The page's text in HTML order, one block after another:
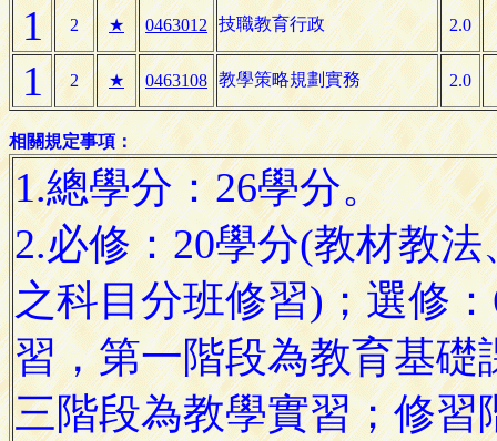
1 2 ★ 0463012 技職教育行政 2.0
1 2 ★ 0463108 教學策略規劃實務 2.0
相關規定事項：
1.總學分：26學分。
2.必修：20學分(教材教
之科目分班修習)；選修
習，第一階段為教育基
三階段為教學實習；修